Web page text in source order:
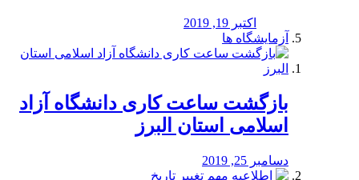
اکتبر 19, 2019
آزمایشگاه ها
بازگشت ساعت کاری دانشگاه آزاد
اسلامی استان البرز
دسامبر 25, 2019